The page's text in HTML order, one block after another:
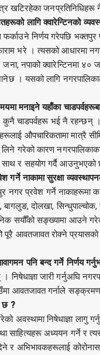
खटिरहेका
लागि क्वारेन्टिनको
निर्णय गरेपछि
भरे । त्यसको आधारमा
नपाको क्वारेन्टिनमा
यसको लागि नगरपालिकाले
मनाइने यहाँका
चाडपर्वहरू भई नै रहन्छन् ।
औपचारिकतामा मात्रै
गरेको कारण
साथ र सहयोग गर्दै आउनुभएको
नाकामा सुरक्षा
नगर प्रवेश गर्ने नाकाहरूमा
दोलखा, सिन्धुपाल्चोक,
सयौँको सङ्ख्यामा आउने
आवतजावत रोक्ने प्रयासको
पनि बन्द गर्ने निर्णय
निषेधाज्ञा जारी गर्नुअघि
आवतजावत गर्नाले सङ्क्रमण
छ ?
अवस्थामा निषेधाज्ञा लागु
साहित्यहरू अध्ययन गर्ने र
दिने र अभिभावकहरूलाई